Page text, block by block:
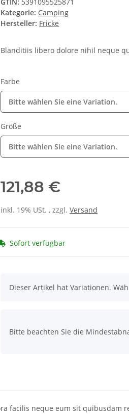
GTIN: 5391095525871
Kategorie: Camping
Hersteller: Fricke
Blanditiis libero dolore nihil neque
Farbe
Bitte wählen Sie eine Variation.
Größe
Bitte wählen Sie eine Variation.
121,88 €
inkl. 19% USt. , zzgl. Versand
Sofort verfügbar
x
Dieser Artikel hat Variationen.
Bitte beachten Sie die
facilis neque eum sit quibusdam